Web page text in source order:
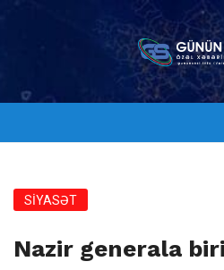
SİYASƏT
Nazir generala